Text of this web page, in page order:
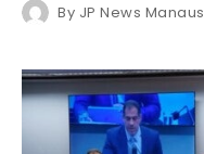
By JP News Manaus